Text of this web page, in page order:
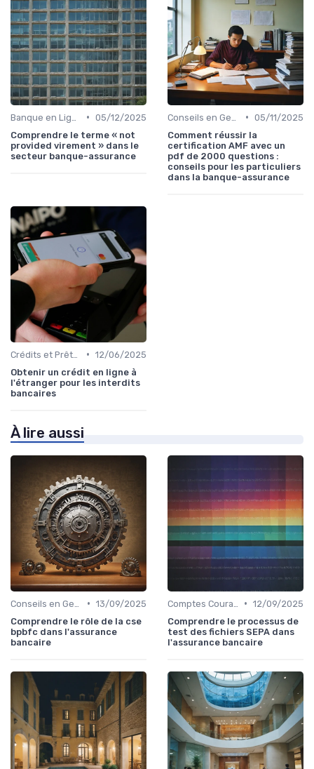
• 05/12/2025
Comprendre le terme « not
provided virement » dans le
secteur banque-assurance
• 05/11/2025
Comment réussir la
certification AMF avec un
pdf de 2000 questions :
conseils pour les particuliers
dans la banque-assurance
• 12/06/2025
Obtenir un crédit en ligne à
l'étranger pour les interdits
bancaires
À lire aussi
• 13/09/2025
Comprendre le rôle de la cse
bpbfc dans l'assurance
bancaire
• 12/09/2025
Comprendre le processus de
test des fichiers SEPA dans
l'assurance bancaire